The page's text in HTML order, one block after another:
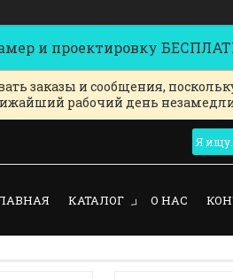
и проектировку
заказы и сообщения,
рабочий день
КАТАЛОГ О НАС